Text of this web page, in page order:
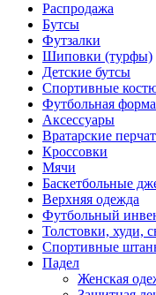
Распродажа
Бутсы
Футзалки
Шиповки (турфы)
Детские бутсы
Спортивные
Футбольная форма
Аксессуары
Вратарские
Кроссовки
Мячи
Баскетбольные
Верхняя одежда
Футбольный
Толстовки, худи,
Спортивные
Падел
Женская